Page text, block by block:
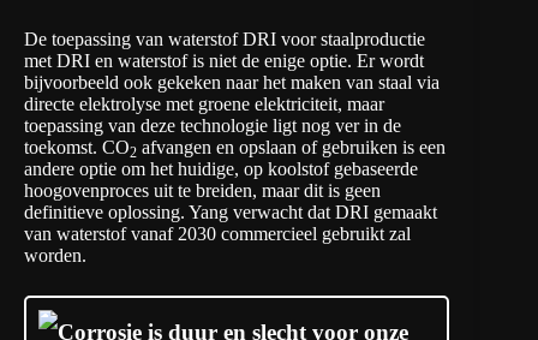
De toepassing van waterstof DRI voor staalproductie
met DRI en waterstof is niet de enige optie. Er wordt
bijvoorbeeld ook gekeken naar het maken van staal via
directe elektrolyse met groene elektriciteit, maar
toepassing van deze technologie ligt nog ver in de
toekomst. CO2 afvangen en opslaan of gebruiken is een
andere optie om het huidige, op koolstof gebaseerde
hoogovenproces uit te breiden, maar dit is geen
definitieve oplossing. Yang verwacht dat DRI gemaakt
van waterstof vanaf 2030 commercieel gebruikt zal
worden.
Corrosie is duur en slecht voor onze